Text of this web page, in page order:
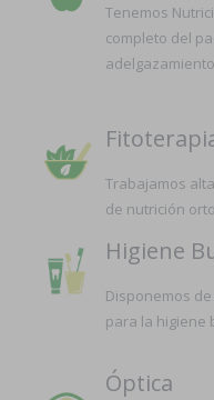
Tenemos
completo del
Trabajamos
de nutrición
Higiene
Disponemos
para la higiene
Óptica